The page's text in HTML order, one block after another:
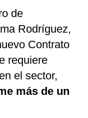
de
Rodríguez,
Contrato
requiere
el sector,
más de un